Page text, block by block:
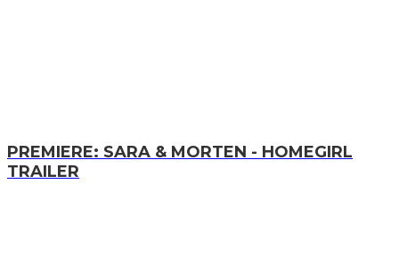
PREMIERE: SARA & MORTEN - HOMEGIRL
TRAILER